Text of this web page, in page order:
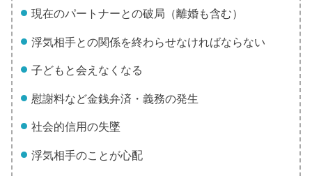
現在のパートナーとの破局（離婚も含む）
浮気相手との関係を終わらせなければならない
子どもと会えなくなる
慰謝料など金銭弁済・義務の発生
社会的信用の失墜
浮気相手のことが心配